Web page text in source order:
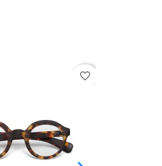
favorite_border